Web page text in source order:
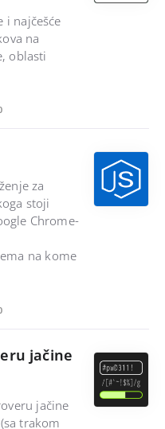
i najčešće
na
oblasti
za
stoji
Chrome-
na kome
v
s
c
t
jačine
jačine
trakom